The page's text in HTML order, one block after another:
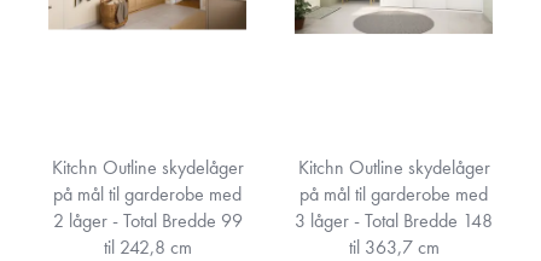
Kitchn Outline skydelåger
på mål til garderobe med
2 låger - Total Bredde 99
til 242,8 cm
Kitchn Outline skydelåger
på mål til garderobe med
3 låger - Total Bredde 148
til 363,7 cm